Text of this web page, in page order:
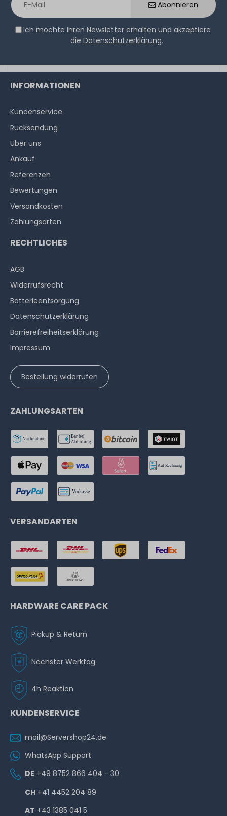
Abonnieren
Ich möchte Ihren Newsletter erhalten und akzeptiere
die Datenschutzerklärung.
INFORMATIONEN
Kundenservice
Rücksendung
Über uns
Ankauf
Referenzen
Bewertungen
Versandkosten
Zahlungsarten
RECHTLICHES
AGB
Widerrufs­recht
Batterieentsorgung
Datenschutzerklärung
Barrierefreiheitserklärung
Impressum
Bestellung widerrufen
ZAHLUNGSARTEN
VERSANDARTEN
HARDWARE CARE PACK
Pickup & Return
Nächster Werktag
4h Reaktion
KUNDENSERVICE
mail@Servershop24.de
WhatsApp Support
DE +49 8752 866 404 - 30
CH +41 4452 204 89
AT +43 1385 041 5